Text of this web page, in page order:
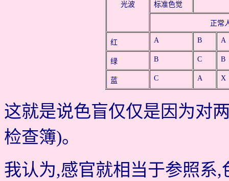
光波 标准色觉
正常
红 A B A
绿 B C B
蓝 C A X
这就是说色盲仅仅是因为对
检查簿)。
我认为,感官就相当于参照系